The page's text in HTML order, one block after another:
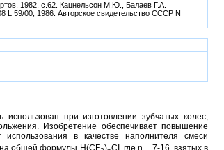
1982, с.62. Кацнельсон М.Ю., Балаев Г.А.
L 59/00, 1986. Авторское свидетельство СССР N
при изготовлении зубчатых колес,
Изобретение обеспечивает повышение
в качестве наполнителя смеси
общей формулы H(CF ) CI, где n = 7-16, взятых в